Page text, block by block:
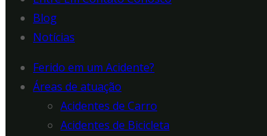
Blog
Notícias
Ferido em um Acidente?
Áreas de atuação
Acidentes de Carro
Acidentes de Bicicleta